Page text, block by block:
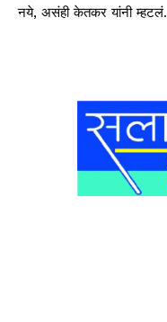
नये, असंही केतकर यांनी म्हटलं.